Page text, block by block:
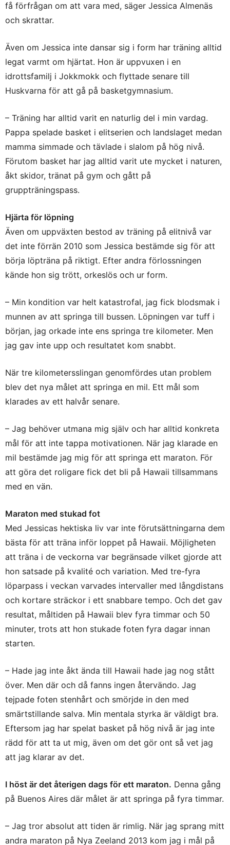
få förfrågan om att vara med, säger Jessica Almenäs
och skrattar.
Även om Jessica inte dansar sig i form har träning alltid
legat varmt om hjärtat. Hon är uppvuxen i en
idrottsfamilj i Jokkmokk och flyttade senare till
Huskvarna för att gå på basketgymnasium.
– Träning har alltid varit en naturlig del i min vardag.
Pappa spelade basket i elitserien och landslaget medan
mamma simmade och tävlade i slalom på hög nivå.
Förutom basket har jag alltid varit ute mycket i naturen,
åkt skidor, tränat på gym och gått på
gruppträningspass.
Hjärta för löpning
Även om uppväxten bestod av träning på elitnivå var
det inte förrän 2010 som Jessica bestämde sig för att
börja löpträna på riktigt. Efter andra förlossningen
kände hon sig trött, orkeslös och ur form.
– Min kondition var helt katastrofal, jag fick blodsmak i
munnen av att springa till bussen. Löpningen var tuff i
början, jag orkade inte ens springa tre kilometer. Men
jag gav inte upp och resultatet kom snabbt.
När tre kilometersslingan genomfördes utan problem
blev det nya målet att springa en mil. Ett mål som
klarades av ett halvår senare.
– Jag behöver utmana mig själv och har alltid konkreta
mål för att inte tappa motivationen. När jag klarade en
mil bestämde jag mig för att springa ett maraton. För
att göra det roligare fick det bli på Hawaii tillsammans
med en vän.
Maraton med stukad fot
Med Jessicas hektiska liv var inte förutsättningarna dem
bästa för att träna inför loppet på Hawaii. Möjligheten
att träna i de veckorna var begränsade vilket gjorde att
hon satsade på kvalité och variation. Med tre-fyra
löparpass i veckan varvades intervaller med långdistans
och kortare sträckor i ett snabbare tempo. Och det gav
resultat, måltiden på Hawaii blev fyra timmar och 50
minuter, trots att hon stukade foten fyra dagar innan
starten.
– Hade jag inte åkt ända till Hawaii hade jag nog stått
över. Men där och då fanns ingen återvändo. Jag
tejpade foten stenhårt och smörjde in den med
smärtstillande salva. Min mentala styrka är väldigt bra.
Eftersom jag har spelat basket på hög nivå är jag inte
rädd för att ta ut mig, även om det gör ont så vet jag
att jag klarar av det.
I höst är det återigen dags för ett maraton. Denna gång
på Buenos Aires där målet är att springa på fyra timmar.
– Jag tror absolut att tiden är rimlig. När jag sprang mitt
andra maraton på Nya Zeeland 2013 kom jag i mål på